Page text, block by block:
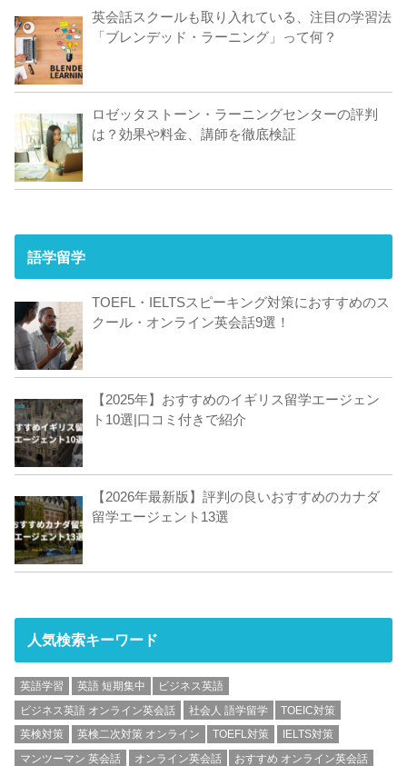
英会話スクールも取り入れている、注目の学習法
「ブレンデッド・ラーニング」って何？
ロゼッタストーン・ラーニングセンターの評判
は？効果や料金、講師を徹底検証
語学留学
TOEFL・IELTSスピーキング対策におすすめのス
クール・オンライン英会話9選！
【2025年】おすすめのイギリス留学エージェン
ト10選|口コミ付きで紹介
【2026年最新版】評判の良いおすすめのカナダ
留学エージェント13選
人気検索キーワード
英語学習 英語 短期集中
ビジネス英語
ビジネス英語 オンライン英会話
社会人 語学留学
TOEIC対策
英検対策
英検二次対策 オンライン TOEFL対策
IELTS対策
マンツーマン 英会話
オンライン英会話
おすすめ オンライン英会話